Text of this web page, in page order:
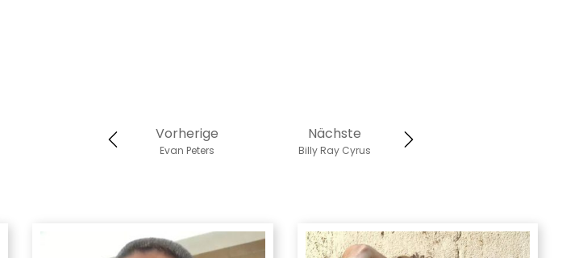
Nächste
Billy Ray Cyrus
Vorherige
Evan Peters